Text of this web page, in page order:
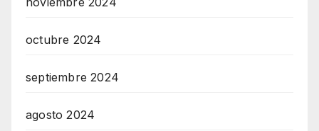
octubre 2024
septiembre 2024
agosto 2024